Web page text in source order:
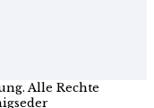
Alle Rechte